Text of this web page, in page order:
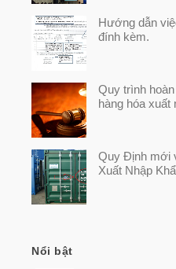
Hướng dẫn
đính kèm.
Quy trình
hàng hóa xuất
Quy Định mới
Xuất Nhập
Nổi bật